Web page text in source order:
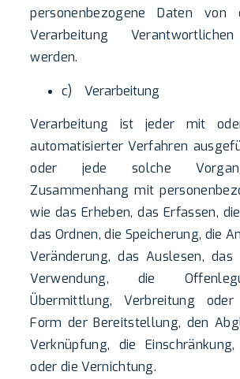
personenbezogene Daten
Verarbeitung
werden.
c) Verarbeitung
Verarbeitung ist jeder mit
automatisierter Verfahren
oder jede solche
Zusammenhang mit
wie das Erheben, das Erfassen,
das Ordnen, die Speicherung, die
Veränderung, das Auslesen, das
Verwendung, die
Übermittlung, Verbreitung
Form der Bereitstellung, den
Verknüpfung, die
oder die Vernichtung.